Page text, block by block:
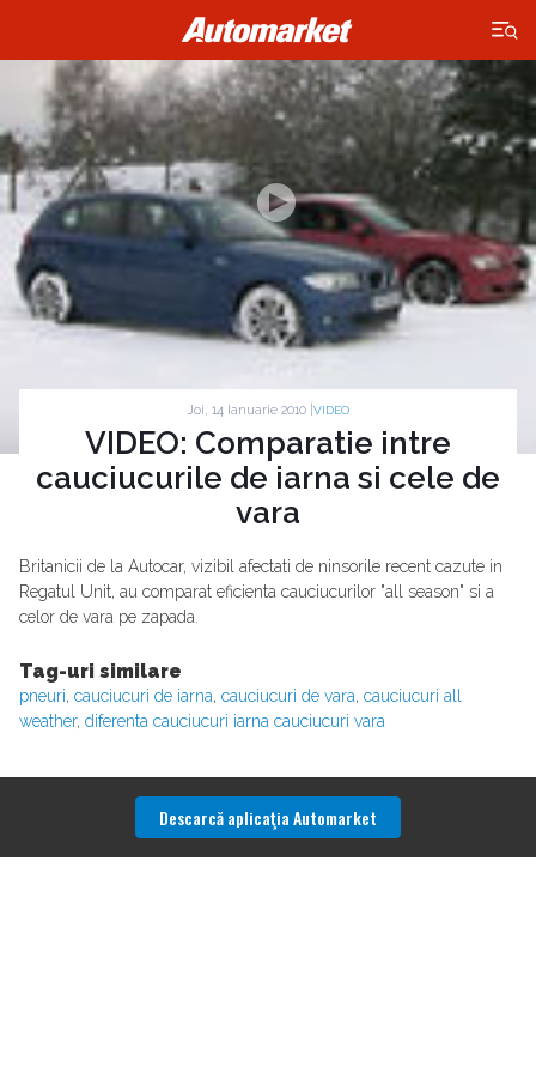
×
Joi, 14 Ianuarie 2010 | VIDEO
VIDEO: Comparatie intre
cauciucurile de iarna si cele de
vara
Britanicii de la Autocar, vizibil afectati de ninsorile recent cazute in
Regatul Unit, au comparat eficienta cauciucurilor "all season" si a
celor de vara pe zapada.
Tag-uri similare
pneuri, cauciucuri de iarna, cauciucuri de vara, cauciucuri all
weather, diferenta cauciucuri iarna cauciucuri vara
Descarcă aplicaţia Automarket